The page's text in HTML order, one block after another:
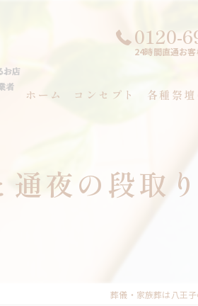
0120-
24時間直通お
ホーム コンセプト 各種祭
通夜の段取
葬儀・家族葬は八王